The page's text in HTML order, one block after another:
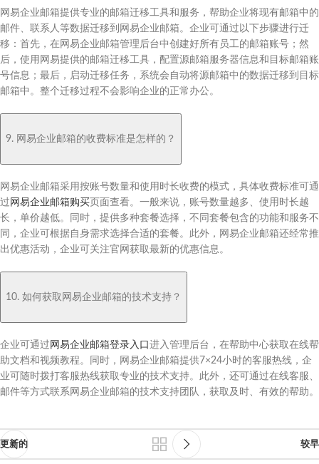
网易企业邮箱提供专业的邮箱迁移工具和服务，帮助企业将现有邮箱中的
邮件、联系人等数据迁移到网易企业邮箱。企业可通过以下步骤进行迁
移：首先，在网易企业邮箱管理后台中创建好所有员工的邮箱账号；然
后，使用网易提供的邮箱迁移工具，配置源邮箱服务器信息和目标邮箱账
号信息；最后，启动迁移任务，系统会自动将源邮箱中的数据迁移到目标
邮箱中。整个迁移过程不会影响企业的正常办公。
9. 网易企业邮箱的收费标准是怎样的？
网易企业邮箱采用按账号数量和使用时长收费的模式，具体收费标准可通
过 网易企业邮箱购买页面查看。一般来说，账号数量越多、使用时长越
长，单价越低。同时，提供多种套餐选择，不同套餐包含的功能和服务不
同，企业可根据自身需求选择合适的套餐。此外，网易企业邮箱还经常推
出优惠活动，企业可关注官网获取最新的优惠信息。
10. 如何获取网易企业邮箱的技术支持？
企业可通过 网易企业邮箱登录入口 进入管理后台，在帮助中心获取在线帮
助文档和视频教程。同时，网易企业邮箱提供7×24小时的客服热线，企
业可随时拨打客服热线获取专业的技术支持。此外，还可通过在线客服、
邮件等方式联系网易企业邮箱的技术支持团队，获取及时、有效的帮助。
更新的 较早